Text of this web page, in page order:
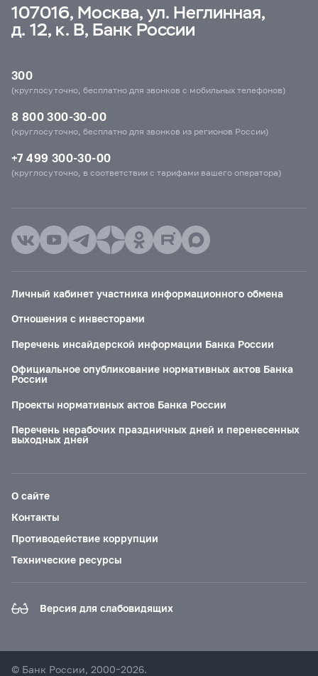
107016, Москва, ул. Неглинная,
д. 12, к. В, Банк России
300
(круглосуточно, бесплатно для звонков с мобильных телефонов)
8 800 300-30-00
(круглосуточно, бесплатно для звонков из регионов России)
+7 499 300-30-00
(круглосуточно, в соответствии с тарифами вашего оператора)
Личный кабинет участника информационного обмена
Отношения с инвесторами
Перечень инсайдерской информации Банка России
Официальное опубликование нормативных актов Банка
России
Проекты нормативных актов Банка России
Перечень нерабочих праздничных дней и перенесенных
выходных дней
О сайте
Контакты
Противодействие коррупции
Технические ресурсы
Версия для слабовидящих
© Банк России, 2000–2026.